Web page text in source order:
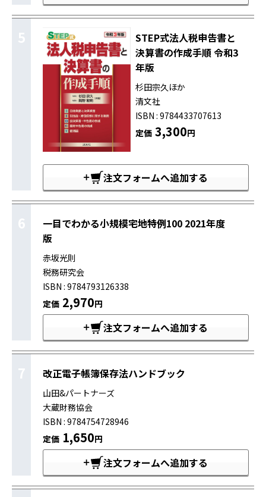
5
STEP式法人税申告書と
決算書の作成手順 令和3
年版
杉田宗久ほか
清文社
ISBN : 9784433707613
定価3,300円
注文フォームへ追加する
6
一目でわかる小規模宅地特例100 2021年度
版
赤坂光則
税務研究会
ISBN : 9784793126338
定価 2,970円
注文フォームへ追加する
7 改正電子帳簿保存法ハンドブック
山田&パートナーズ
大蔵財務協会
ISBN : 9784754728946
定価 1,650円
注文フォームへ追加する